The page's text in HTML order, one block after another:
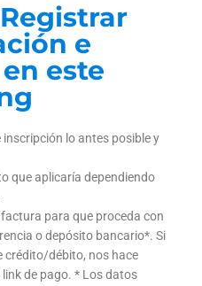
e
este
lo antes posible y
que aplicaría dependiendo
para que proceda con
o depósito bancario*. Si
crédito/débito, nos hace
de pago. * Los datos